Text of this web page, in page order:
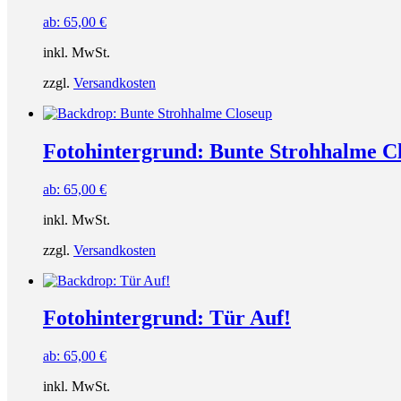
ab: 65,00 €
inkl. MwSt.
zzgl. Versandkosten
Fotohintergrund: Bunte Strohhalme
ab: 65,00 €
inkl. MwSt.
zzgl. Versandkosten
Fotohintergrund: Tür Auf!
ab: 65,00 €
inkl. MwSt.